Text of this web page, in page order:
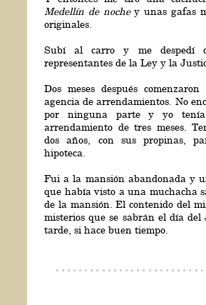
Medellín de nochey unas gafas
originales.
Subí al carro y me despedí
representantes de la Ley y la
Dos meses después
agencia de arrendamientos. No
por ninguna parte y yo
arrendamiento de tres meses.
dos años, con sus propinas,
hipoteca.
Fui a la mansión abandonada y
que había visto a una muchacha
de la mansión. El contenido del
misterios que se sabrán el día
tarde, si hace buen tiempo.